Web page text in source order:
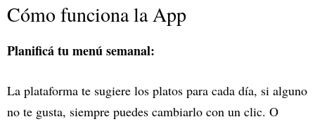
Cómo funciona la App
Planificá tu menú semanal:
La plataforma te sugiere los platos para cada día, si alguno
no te gusta, siempre puedes cambiarlo con un clic. O